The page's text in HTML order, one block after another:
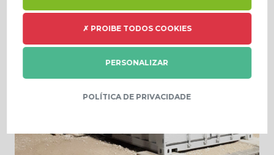
✗ PROIBE TODOS COOKIES
PERSONALIZAR
POLÍTICA DE PRIVACIDADE